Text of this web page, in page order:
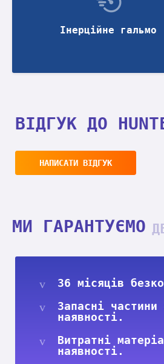
Інерційне гальмо
ВІДГУК ДО
НАПИСАТИ ВІДГУК
МИ ГАРАНТУЄМО
36 місяців
Запасні частини
наявності.
Витратні
наявності.